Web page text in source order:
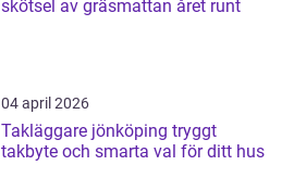
skötsel av gräsmattan året runt
04 april 2026
Takläggare jönköping tryggt
takbyte och smarta val för ditt hus